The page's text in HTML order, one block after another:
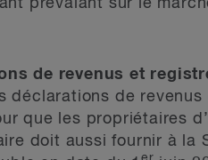
prévalant sur le
de revenus et
de
que les propriétaires
doit aussi fournir à la